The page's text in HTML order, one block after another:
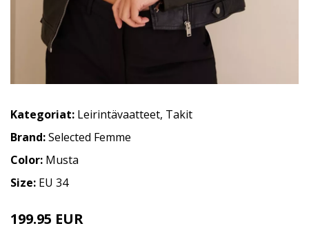
Kategoriat: Leirintävaatteet, Takit
Brand:Selected Femme
Color: Musta
Size: EU 34
199.95 EUR